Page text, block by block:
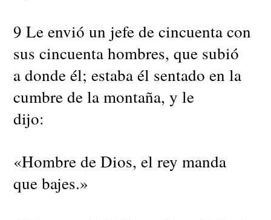
9 Le envió un jefe de cincuenta con
sus cincuenta hombres, que subió
a donde él; estaba él sentado en la
cumbre de la montaña, y le
dijo:
«Hombre de Dios, el rey manda
que bajes.»